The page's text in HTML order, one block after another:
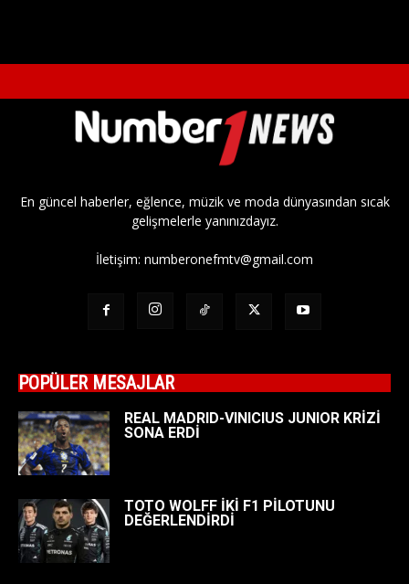
En güncel haberler, eğlence, müzik ve moda dünyasından sıcak
gelişmelerle yanınızdayız.
İletişim: numberonefmtv@gmail.com
POPÜLER MESAJLAR
REAL MADRID-VINICIUS JUNIOR KRİZİ
SONA ERDİ
TOTO WOLFF İKİ F1 PİLOTUNU
DEĞERLENDİRDİ